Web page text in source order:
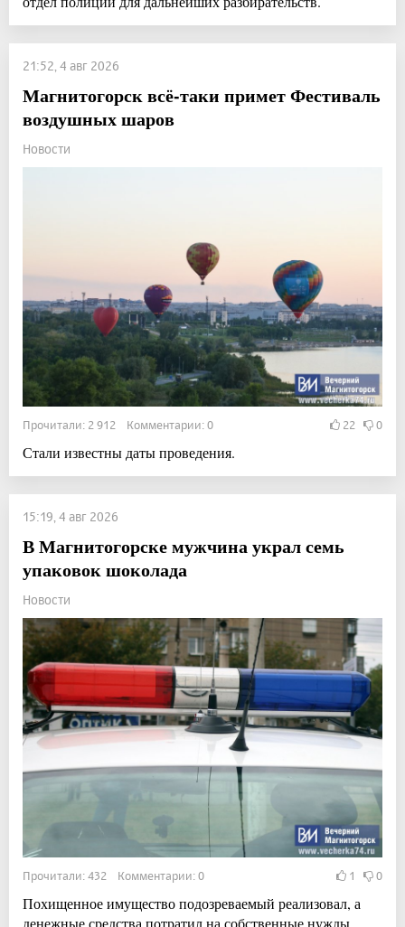
21:52, 4 авг 2026
Магнитогорск всё-таки примет Фестиваль
воздушных шаров
Новости
Прочитали: 2 912 Комментарии: 0 22 0
Стали известны даты проведения.
15:19, 4 авг 2026
В Магнитогорске мужчина украл семь
упаковок шоколада
Новости
Прочитали: 432 Комментарии: 0 1 0
Похищенное имущество подозреваемый реализовал, а
денежные средства потратил на собственные нужды.